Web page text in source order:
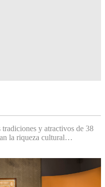
y atractivos de 38
la riqueza cultural…